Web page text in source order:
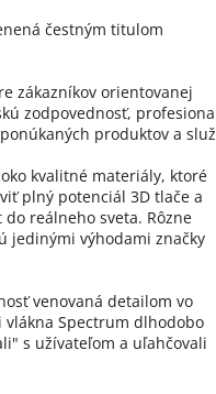
čestným titulom
zákazníkov orientovanej
zodpovednosť,
produktov a
kvalitné materiály, ktoré
plný potenciál 3D tlače a
reálneho sveta. Rôzne
jedinými výhodami značky
venovaná detailom vo
Spectrum dlhodobo
s užívateľom a uľahčovali